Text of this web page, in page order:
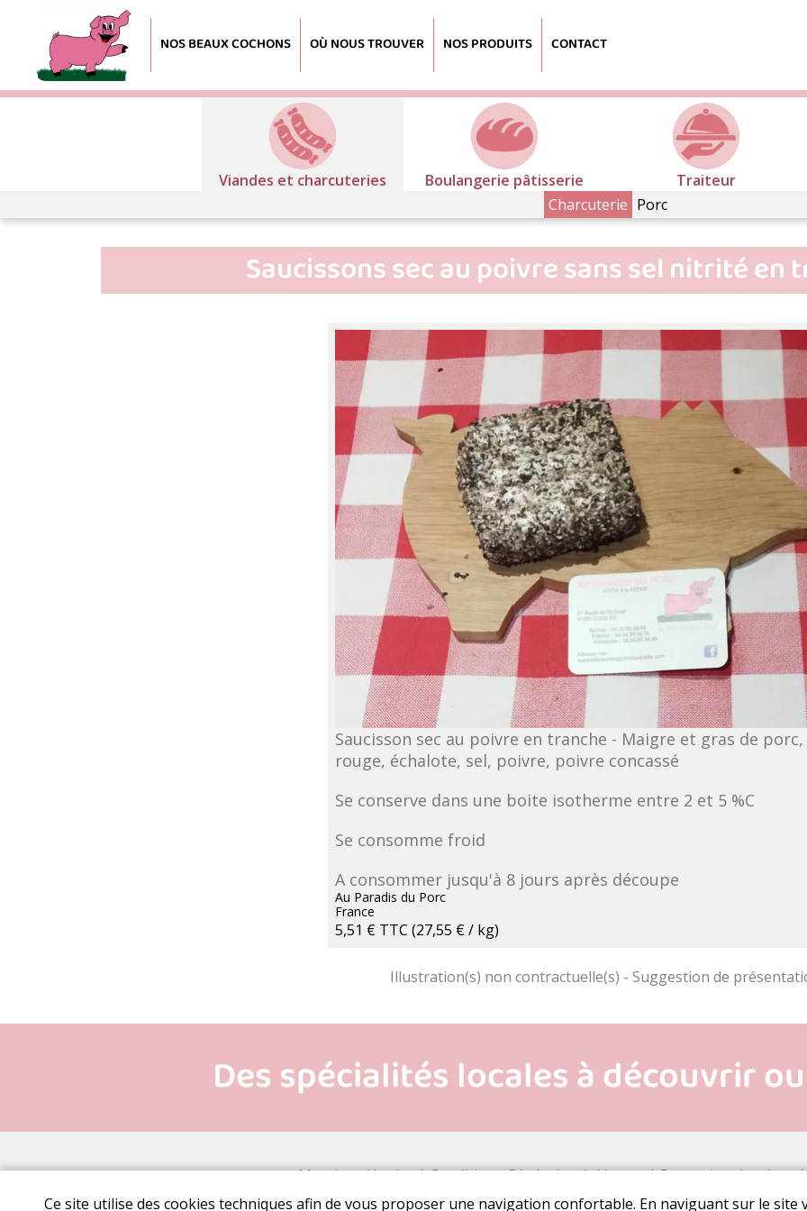
du
Porc
NOS BEAUX COCHONS OÙ NOUS TROUVER NOS PRODUITS CONTACT
Viandes et charcuteries Boulangerie pâtisserie
Traiteur
Charcuterie Porc
Saucissons sec au poivre sans sel nitrité en
Saucisson sec au poivre en tranche - Maigre et gras de
rouge, échalote, sel, poivre, poivre concassé
Se conserve dans une boite isotherme entre 2 et 5 %C
Se consomme froid
A consommer jusqu'à 8 jours après découpe
Au Paradis du Porc
France
5,51 € TTC (27,55 € / kg)
Mentions légales|Conditions Générales de Ventes|Protection des
Ce site utilise des cookies techniques afin de vous proposer une navigation confortable. En naviguant sur le site